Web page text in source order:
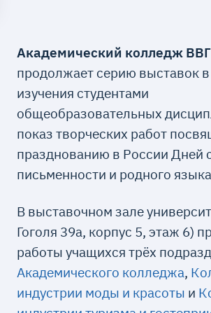
Академический колледж
продолжает серию выставок
изучения студентами
общеобразовательных
показ творческих работ
празднованию в России Дней
письменности и родного
В выставочном зале
Гоголя 39а, корпус 5, этаж 6)
работы учащихся трёх
Академического колледжа,
индустрии моды и красоты и